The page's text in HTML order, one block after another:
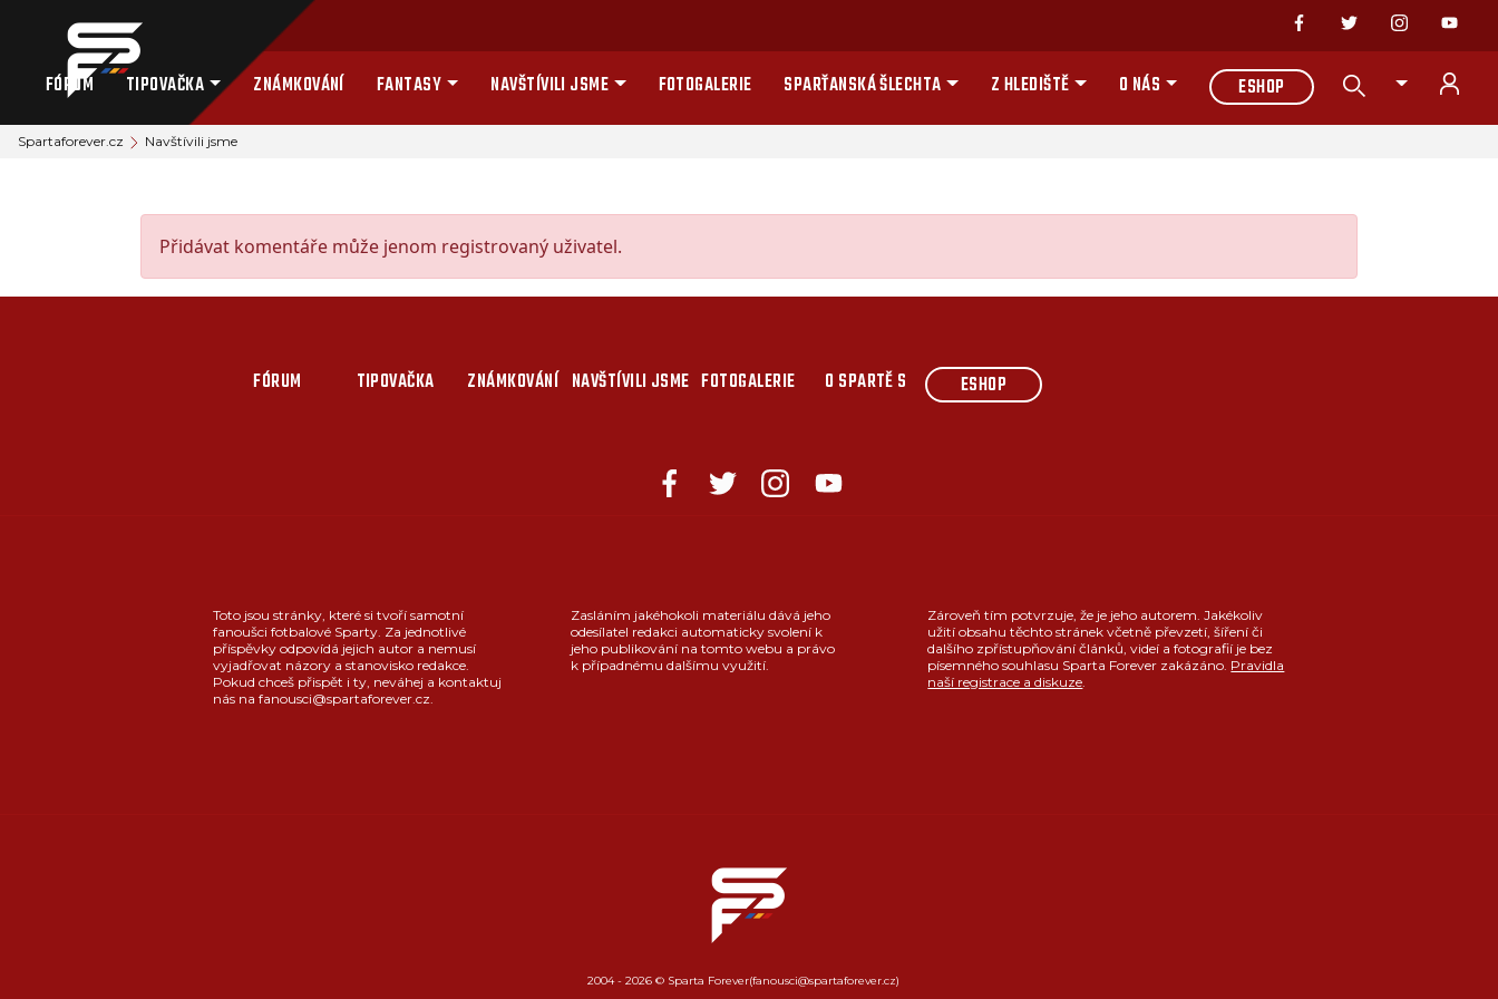
FÓRUM TIPOVAČKA ZNÁMKOVÁNÍ FANTASY NAVŠTÍVILI JSME FOTOGALERIE SPARŤANSKÁ ŠLECHTA Z HLEDIŠTĚ O NÁS ESHOP
Spartaforever.cz Navštívili jsme
Přidávat komentáře může jenom registrovaný uživatel.
FÓRUM TIPOVAČKA ZNÁMKOVÁNÍ NAVŠTÍVILI JSME FOTOGALERIE O SPARTĚ S ESHOP
Toto jsou stránky, které si tvoří samotní
fanoušci fotbalové Sparty. Za jednotlivé
příspěvky odpovídá jejich autor a nemusí
vyjadřovat názory a stanovisko redakce.
Pokud chceš přispět i ty, neváhej a kontaktuj
nás na fanousci@spartaforever.cz.
Zasláním jakéhokoli materiálu dává jeho
odesílatel redakci automaticky svolení k
jeho publikování na tomto webu a právo
k případnému dalšímu využití.
Zároveň tím potvrzuje, že je jeho autorem. Jakékoliv
užití obsahu těchto stránek včetně převzetí, šíření či
dalšího zpřístupňování článků, videí a fotografií je bez
písemného souhlasu Sparta Forever zakázáno. Pravidla
naší registrace a diskuze.
2004 - 2026 © Sparta Forever(fanousci@spartaforever.cz)